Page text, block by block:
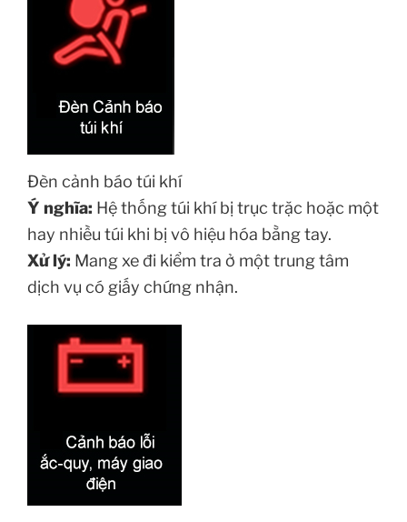
Đèn cảnh báo túi khí
Ý nghĩa: Hệ thống túi khí bị trục trặc hoặc một
hay nhiều túi khi bị vô hiệu hóa bằng tay.
Xử lý: Mang xe đi kiểm tra ở một trung tâm
dịch vụ có giấy chứng nhận.